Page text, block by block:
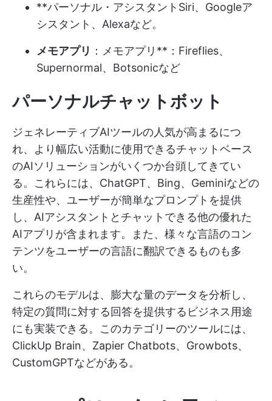
**パーソナル・アシスタントSiri、Googleア
シスタント、Alexaなど。
メモアプリ ：メモアプリ**：Fireflies、
Supernormal、Botsonicなど
パーソナルチャットボット
ジェネレーティブAIツールの人気が高まるにつ
れ、より幅広い活動に使用できるチャットベース
のAIソリューションがいくつか台頭してきてい
る。これらには、ChatGPT、Bing、Geminiなどの
生産性や、ユーザーが簡単なプロンプトを提供
し、AIアシスタントとチャットできる他の優れた
AIアプリが含まれます。また、様々な言語のコン
テンツをユーザーの言語に翻訳できるものも多
い。
これらのモデルは、膨大な量のデータを分析し、
特定の質問に対する回答を提供するビジネス用途
にも実装できる。このカテゴリーのツールには、
ClickUp Brain、Zapier Chatbots、Growbots、
CustomGPTなどがある。